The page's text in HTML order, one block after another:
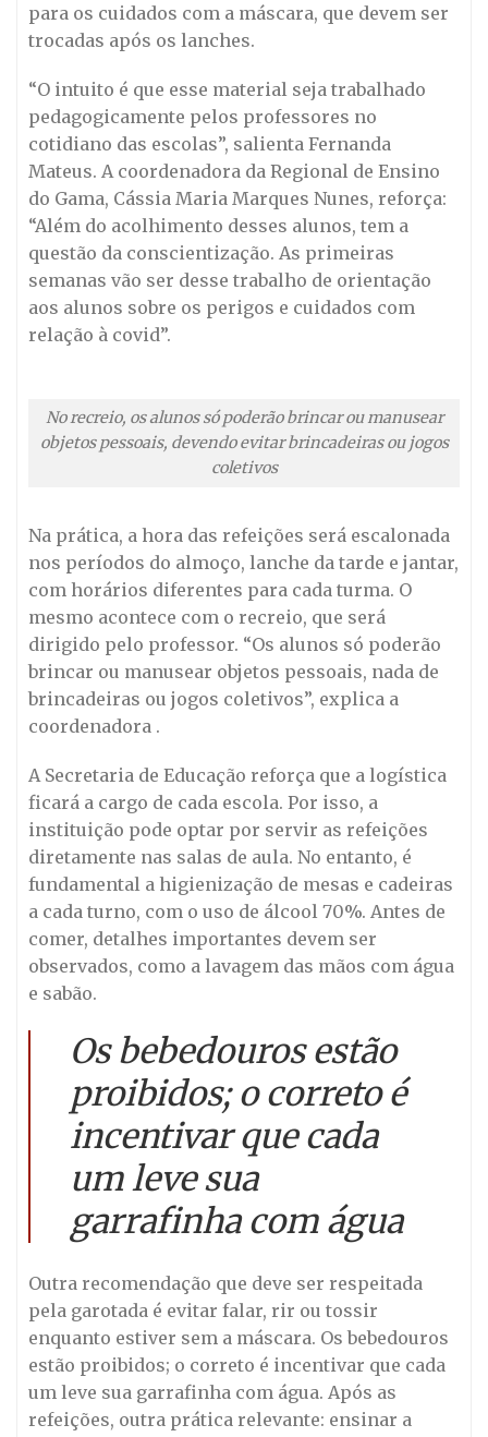
para os cuidados com a máscara, que devem ser
trocadas após os lanches.
“O intuito é que esse material seja trabalhado
pedagogicamente pelos professores no
cotidiano das escolas”, salienta Fernanda
Mateus. A coordenadora da Regional de Ensino
do Gama, Cássia Maria Marques Nunes, reforça:
“Além do acolhimento desses alunos, tem a
questão da conscientização. As primeiras
semanas vão ser desse trabalho de orientação
aos alunos sobre os perigos e cuidados com
relação à covid”.
No recreio, os alunos só poderão brincar ou manusear
objetos pessoais, devendo evitar brincadeiras ou jogos
coletivos
Na prática, a hora das refeições será escalonada
nos períodos do almoço, lanche da tarde e jantar,
com horários diferentes para cada turma. O
mesmo acontece com o recreio, que será
dirigido pelo professor. “Os alunos só poderão
brincar ou manusear objetos pessoais, nada de
brincadeiras ou jogos coletivos”, explica a
coordenadora .
A Secretaria de Educação reforça que a logística
ficará a cargo de cada escola. Por isso, a
instituição pode optar por servir as refeições
diretamente nas salas de aula. No entanto, é
fundamental a higienização de mesas e cadeiras
a cada turno, com o uso de álcool 70%. Antes de
comer, detalhes importantes devem ser
observados, como a lavagem das mãos com água
e sabão.
Os bebedouros estão
proibidos; o correto é
incentivar que cada
um leve sua
garrafinha com água
Outra recomendação que deve ser respeitada
pela garotada é evitar falar, rir ou tossir
enquanto estiver sem a máscara. Os bebedouros
estão proibidos; o correto é incentivar que cada
um leve sua garrafinha com água. Após as
refeições, outra prática relevante: ensinar a